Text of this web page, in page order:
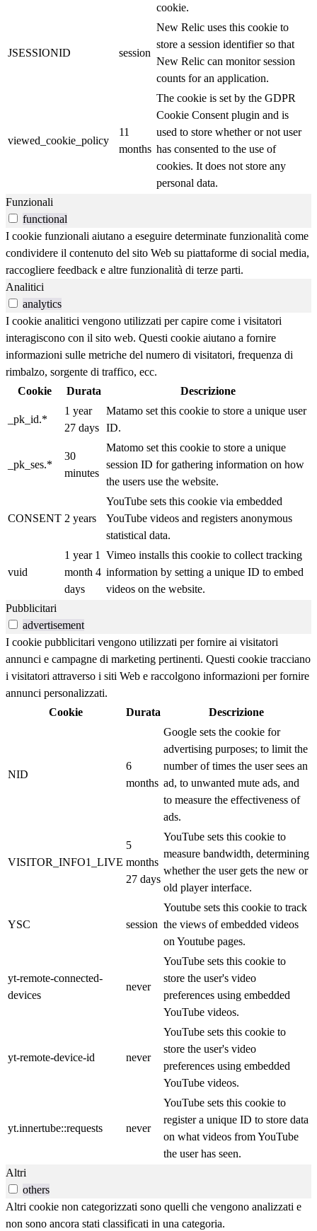
cookie.
JSESSIONID session
New Relic uses this cookie to
store a session identifier so that
New Relic can monitor session
counts for an application.
viewed_cookie_policy
11
months
The cookie is set by the GDPR
Cookie Consent plugin and is
used to store whether or not user
has consented to the use of
cookies. It does not store any
personal data.
Funzionali
functional
I cookie funzionali aiutano a eseguire determinate funzionalità come
condividere il contenuto del sito Web su piattaforme di social media,
raccogliere feedback e altre funzionalità di terze parti.
Analitici
analytics
I cookie analitici vengono utilizzati per capire come i visitatori
interagiscono con il sito web. Questi cookie aiutano a fornire
informazioni sulle metriche del numero di visitatori, frequenza di
rimbalzo, sorgente di traffico, ecc.
Cookie
Durata Descrizione
_pk_id.*
1 year
27 days
Matamo set this cookie to store a unique user
ID.
_pk_ses.*
30
minutes
Matomo set this cookie to store a unique
session ID for gathering information on how
the users use the website.
CONSENT 2 years
YouTube sets this cookie via embedded
YouTube videos and registers anonymous
statistical data.
vuid
1 year 1
month 4
days
Vimeo installs this cookie to collect tracking
information by setting a unique ID to embed
videos on the website.
Pubblicitari
advertisement
I cookie pubblicitari vengono utilizzati per fornire ai visitatori
annunci e campagne di marketing pertinenti. Questi cookie tracciano
i visitatori attraverso i siti Web e raccolgono informazioni per fornire
annunci personalizzati.
Cookie
Durata Descrizione
NID
6
months
Google sets the cookie for
advertising purposes; to limit the
number of times the user sees an
ad, to unwanted mute ads, and
to measure the effectiveness of
ads.
VISITOR_INFO1_LIVE
5
months
27 days
YouTube sets this cookie to
measure bandwidth, determining
whether the user gets the new or
old player interface.
YSC session
Youtube sets this cookie to track
the views of embedded videos
on Youtube pages.
yt-remote-connected-
devices
never
YouTube sets this cookie to
store the user's video
preferences using embedded
YouTube videos.
yt-remote-device-id never
YouTube sets this cookie to
store the user's video
preferences using embedded
YouTube videos.
yt.innertube::requests never
YouTube sets this cookie to
register a unique ID to store data
on what videos from YouTube
the user has seen.
Altri
others
Altri cookie non categorizzati sono quelli che vengono analizzati e
non sono ancora stati classificati in una categoria.